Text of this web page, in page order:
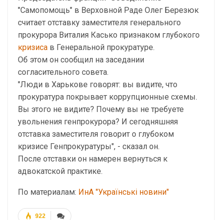
"Самопомощь" в Верховной Раде Олег Березюк
считает отставку заместителя генерального
прокурора Виталия Касько признаком глубокого
кризиса в Генеральной прокуратуре.
Об этом он сообщил на заседании
согласительного совета.
"Люди в Харькове говорят: вы видите, что
прокуратура покрывает коррупционные схемы.
Вы этого не видите? Почему вы не требуете
увольнения генпрокурора? И сегодняшняя
отставка заместителя говорит о глубоком
кризисе Генпрокуратуры", - сказал он.
После отставки он намерен вернуться к
адвокатской практике.
По материалам: ИнА "Українські новини"
922